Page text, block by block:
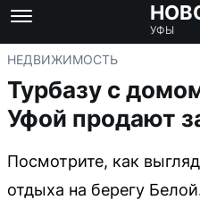
УФЫ
НЕДВИЖИМОСТЬ
Турбазу с
Уфой продают
Посмотрите, как
отдыха на берегу